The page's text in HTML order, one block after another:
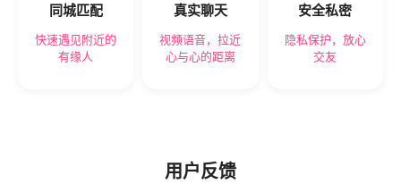
同城匹配
快速遇见附近的
有缘人
真实聊天
视频语音，拉近
心与心的距离
安全私密
隐私保护，放心
交友
用户反馈